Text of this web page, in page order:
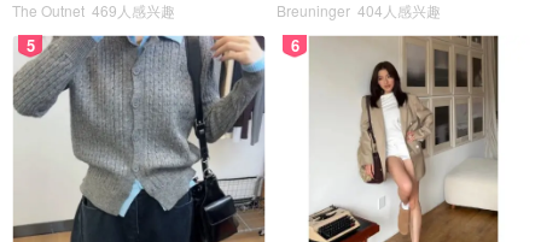
The Outnet 469人感兴趣 Breuninger 404人感兴趣
5 6